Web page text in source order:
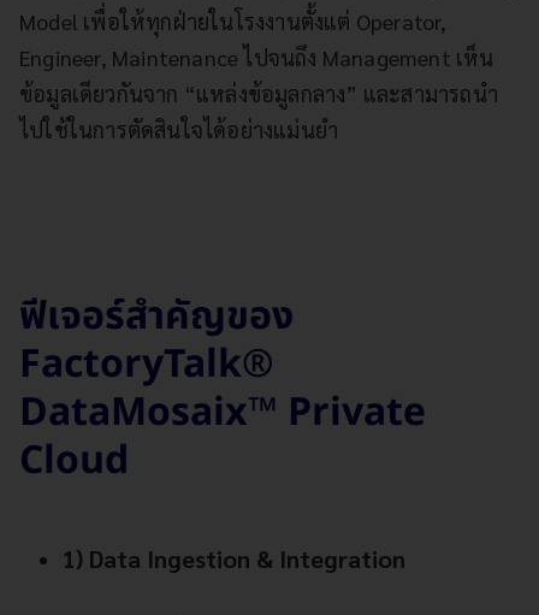
Model เพื่อให้ทุกฝ่ายในโรงงานตั้งแต่ Operator,
Engineer, Maintenance ไปจนถึง Management เห็น
ข้อมูลเดียวกันจาก “แหล่งข้อมูลกลาง” และสามารถนำ
ไปใช้ในการตัดสินใจได้อย่างแม่นยำ
ฟีเจอร์สำคัญของ
FactoryTalk®
DataMosaix™ Private
Cloud
1) Data Ingestion & Integration